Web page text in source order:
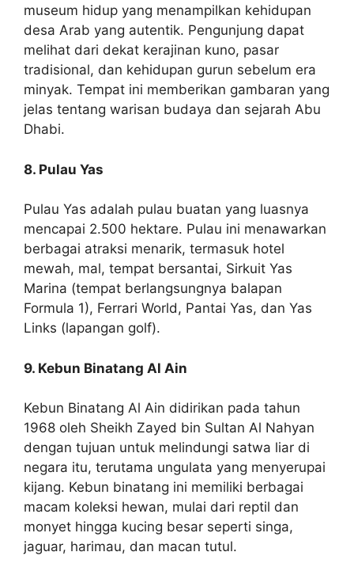
museum hidup yang menampilkan kehidupan
desa Arab yang autentik. Pengunjung dapat
melihat dari dekat kerajinan kuno, pasar
tradisional, dan kehidupan gurun sebelum era
minyak. Tempat ini memberikan gambaran yang
jelas tentang warisan budaya dan sejarah Abu
Dhabi.
8. Pulau Yas
Pulau Yas adalah pulau buatan yang luasnya
mencapai 2.500 hektare. Pulau ini menawarkan
berbagai atraksi menarik, termasuk hotel
mewah, mal, tempat bersantai, Sirkuit Yas
Marina (tempat berlangsungnya balapan
Formula 1), Ferrari World, Pantai Yas, dan Yas
Links (lapangan golf).
9. Kebun Binatang Al Ain
Kebun Binatang Al Ain didirikan pada tahun
1968 oleh Sheikh Zayed bin Sultan Al Nahyan
dengan tujuan untuk melindungi satwa liar di
negara itu, terutama ungulata yang menyerupai
kijang. Kebun binatang ini memiliki berbagai
macam koleksi hewan, mulai dari reptil dan
monyet hingga kucing besar seperti singa,
jaguar, harimau, dan macan tutul.